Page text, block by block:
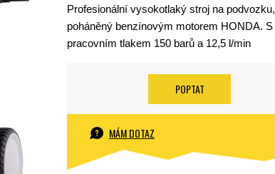
Profesionální vysokotlaký stroj na podvozku,
poháněný benzínovým motorem HONDA. S
pracovním tlakem 150 barů a 12,5 l/min
POPTAT
MÁM DOTAZ